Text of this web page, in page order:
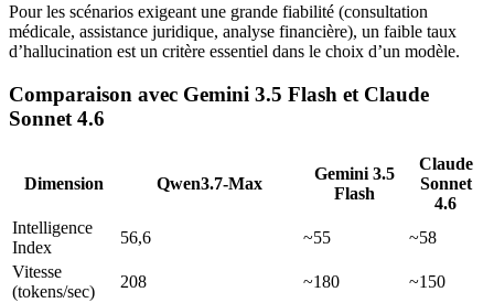
Pour les scénarios exigeant une grande fiabilité (consultation
médicale, assistance juridique, analyse financière), un faible taux
d’hallucination est un critère essentiel dans le choix d’un modèle.
Comparaison avec Gemini 3.5 Flash et Claude
Sonnet 4.6
Dimension Qwen3.7-Max
Gemini 3.5
Flash
Claude
Sonnet
4.6
Intelligence
Index
56,6 ~55
~58
Vitesse
(tokens/sec)
208 ~180
~150